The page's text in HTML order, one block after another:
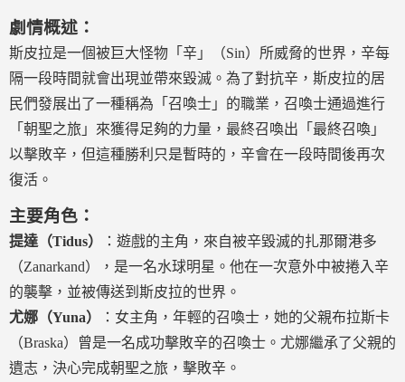
劇情概述：
斯皮拉是一個被巨大怪物「辛」（Sin）所威脅的世界，辛每
隔一段時間就會出現並帶來毀滅。為了對抗辛，斯皮拉的居
民們發展出了一種稱為「召喚士」的職業，召喚士通過進行
「朝聖之旅」來獲得足夠的力量，最終召喚出「最終召喚」
以擊敗辛，但這種勝利只是暫時的，辛會在一段時間後再次
復活。
主要角色：
提達（Tidus）
：遊戲的主角，來自被辛毀滅的扎那爾港多
（Zanarkand），是一名水球明星。他在一次意外中被捲入辛
的襲擊，並被傳送到斯皮拉的世界。
尤娜（Yuna）
：女主角，年輕的召喚士，她的父親布拉斯卡
（Braska）曾是一名成功擊敗辛的召喚士。尤娜繼承了父親的
遺志，決心完成朝聖之旅，擊敗辛。